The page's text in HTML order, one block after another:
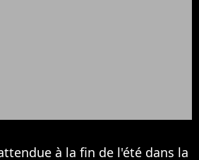
à la fin de l'été dans la